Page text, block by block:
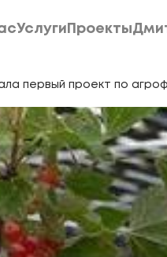
Услуги Проекты
первый проект по